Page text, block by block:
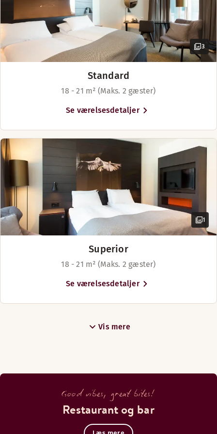
3
Standard
18 - 21 m² (Maks. 2 gæster)
Se værelsesdetaljer
1
Superior
18 - 21 m² (Maks. 2 gæster)
Se værelsesdetaljer
Vis mere
Good vibes, great bites!
Restaurant og bar
Nyd en drink med venner eller kolleger i vores lobbybar.